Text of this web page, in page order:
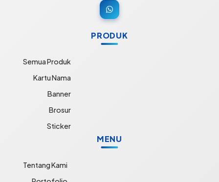
PRODUK
Semua Produk
Kartu Nama
Banner
Brosur
Sticker
MENU
Tentang Kami